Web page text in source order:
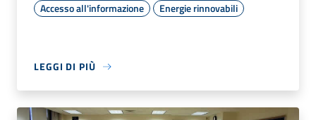
Accesso all'informazione Energie rinnovabili
LEGGI DI PIÙ